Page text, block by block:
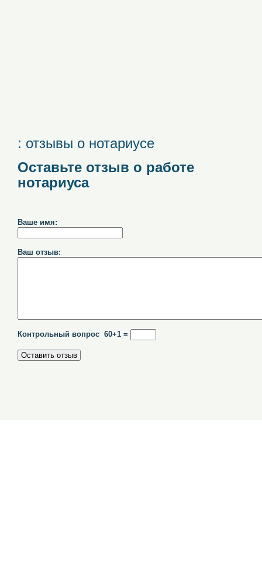
: отзывы о нотариусе
Оставьте отзыв о работе
нотариуса
Ваше имя:
Ваш отзыв:
Контрольный вопрос 60+1 =